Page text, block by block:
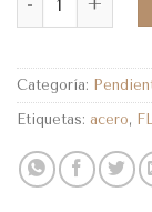
Categoría:
Etiquetas: acero,